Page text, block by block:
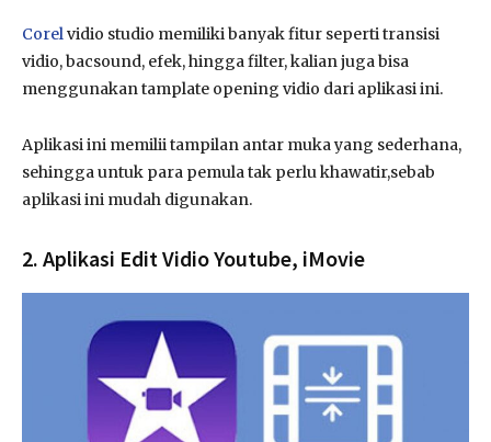
Corelvidio studio memiliki banyak fitur seperti transisi
vidio, bacsound, efek, hingga filter, kalian juga bisa
menggunakan tamplate opening vidio dari aplikasi ini.
Aplikasi ini memilii tampilan antar muka yang sederhana,
sehingga untuk para pemula tak perlu khawatir,sebab
aplikasi ini mudah digunakan.
2. Aplikasi Edit Vidio Youtube, iMovie